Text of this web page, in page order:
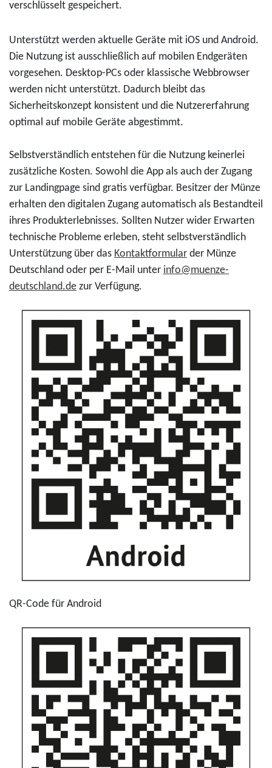
verschlüsselt gespeichert.
Unterstützt werden aktuelle Geräte mit iOS und Android.
Die Nutzung ist ausschließlich auf mobilen Endgeräten
vorgesehen. Desktop-PCs oder klassische Webbrowser
werden nicht unterstützt. Dadurch bleibt das
Sicherheitskonzept konsistent und die Nutzererfahrung
optimal auf mobile Geräte abgestimmt.
Selbstverständlich entstehen für die Nutzung keinerlei
zusätzliche Kosten. Sowohl die App als auch der Zugang
zur Landingpage sind gratis verfügbar. Besitzer der Münze
erhalten den digitalen Zugang automatisch als Bestandteil
ihres Produkterlebnisses. Sollten Nutzer wider Erwarten
technische Probleme erleben, steht selbstverständlich
Unterstützung über das Kontaktformular der Münze
Deutschland oder per E-Mail unter info@muenze-
deutschland.de zur Verfügung.
QR-Code für Android